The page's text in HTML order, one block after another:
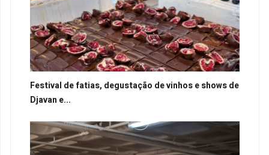
Festival de fatias, degustação de vinhos e shows de
Djavan e...